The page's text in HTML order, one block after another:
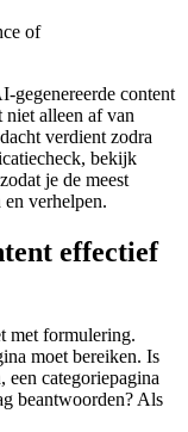
of
gegenereerde content
alleen af van
verdient zodra
bekijk
zodat je de meest
verhelpen.
effectief
met formulering.
moet bereiken. Is
categoriepagina
beantwoorden? Als